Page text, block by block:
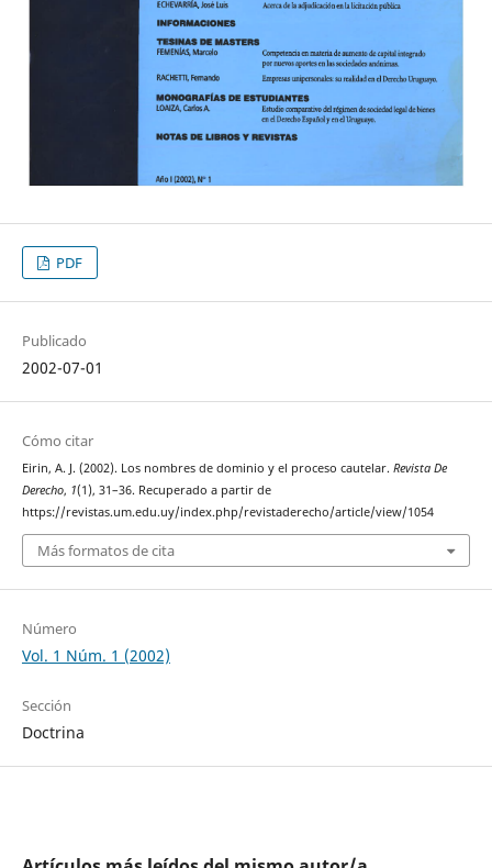
PDF
Publicado
2002-07-01
Cómo citar
Eirin, A. J. (2002). Los nombres de dominio y el proceso cautelar. Revista De
Derecho, 1(1), 31–36. Recuperado a partir de
https://revistas.um.edu.uy/index.php/revistaderecho/article/view/1054
Más formatos de cita
Número
Vol. 1 Núm. 1 (2002)
Sección
Doctrina